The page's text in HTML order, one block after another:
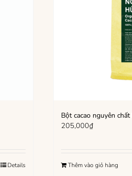
Details
Bột cacao nguyên
205,000₫
Thêm vào giỏ hàng